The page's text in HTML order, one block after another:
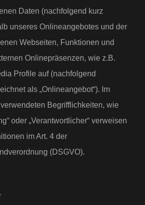
Daten (nachfolgend kurz
unseres Onlineangebotes und der
Webseiten, Funktionen und
Onlinepräsenzen, wie z.B.
Profile auf (nachfolgend
als „Onlineangebot“). Im
Begrifflichkeiten, wie
oder „Verantwortlicher“ verweisen
im Art. 4 der
(DSGVO).